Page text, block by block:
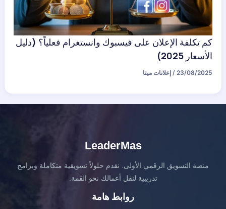
كم تكلفة الإعلان على فيسبوك وانستغرام فعلياً؟ (دليل
الأسعار 2025)
23/08/2025
/ إعلانات ميتا
LeaderMas
منصة التسويق الرقمي الأولى. نقدم حلولاً تسويقية متكاملة وبرامج
تدريبية لنقل أعمالك نحو القمة.
روابط هامة